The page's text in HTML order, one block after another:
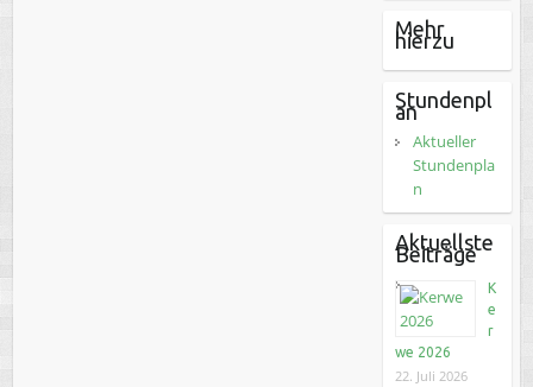
Mehr
hierzu
Stundenpl
an
Aktueller
Stundenpla
n
Aktuellste
Beiträge
K
e
r
we 2026
22. Juli 2026